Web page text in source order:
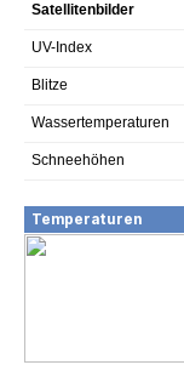
Satellitenbilder
UV-Index
Blitze
Wassertemperaturen
Schneehöhen
Temperaturen